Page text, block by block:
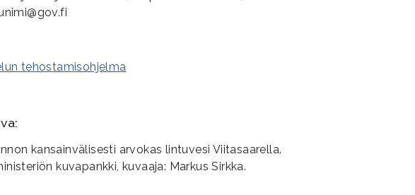
tehostamisohjelma
kansainvälisesti arvokas lintuvesi Viitasaarella.
kuvapankki, kuvaaja: Markus Sirkka.